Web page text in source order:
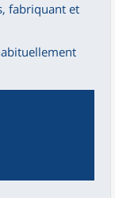
fabriquant et